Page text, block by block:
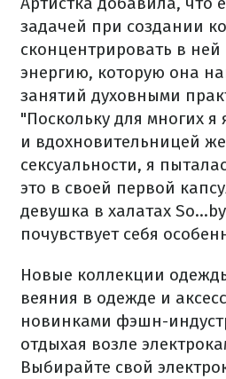
задачей при создании
сконцентрировать в
энергию, которую она
занятий духовными
"Поскольку для многих
и вдохновительницей
сексуальности, я
это в своей первой
девушка в халатах
почувствует себя
Новые коллекции
веяния в одежде и
новинками фэшн-
отдыхая возле
Выбирайте свой